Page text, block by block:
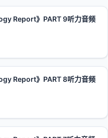
Report》PART 9听力音频
Report》PART 8听力音频